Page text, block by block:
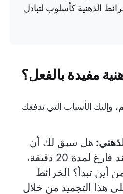
الذهنية كأسلوب لتبادل
مفيدة بالفعل؟
وإليك الأسباب التي تدفعك
هل سبق لك أن
نظرت إلى مستند فارغ لمدة 20 دقيقة،
أين تبدأ؟ الخرائط
هذا التجميد من خلال